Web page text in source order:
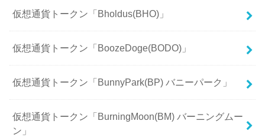
仮想通貨トークン「Bholdus(BHO)」
仮想通貨トークン「BoozeDoge(BODO)」
仮想通貨トークン「BunnyPark(BP) バニーパーク」
仮想通貨トークン「BurningMoon(BM) バーニングムー
ン」